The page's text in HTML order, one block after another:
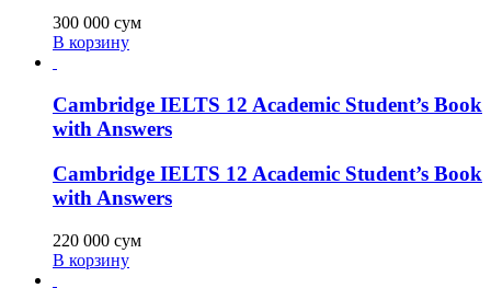
300 000 сум
В корзину
Cambridge IELTS 12 Academic Student’s Book
with Answers
Cambridge IELTS 12 Academic Student’s Book
with Answers
220 000 сум
В корзину